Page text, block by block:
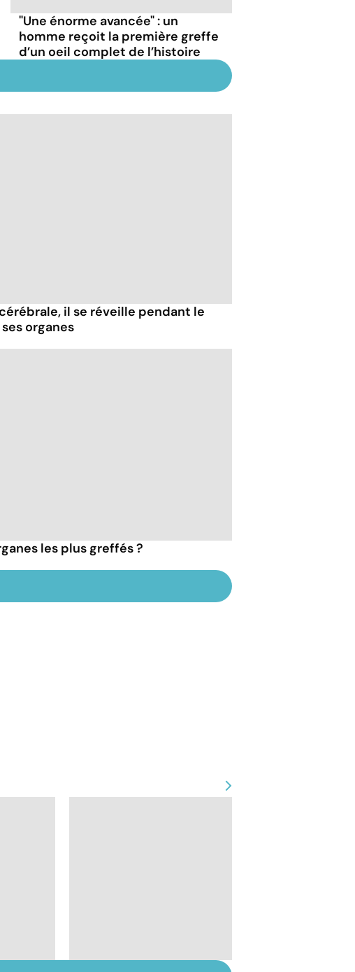
"Une énorme avancée" : un
homme reçoit la première greffe
d’un oeil complet de l’histoire
il se réveille pendant le
organes
les plus greffés ?